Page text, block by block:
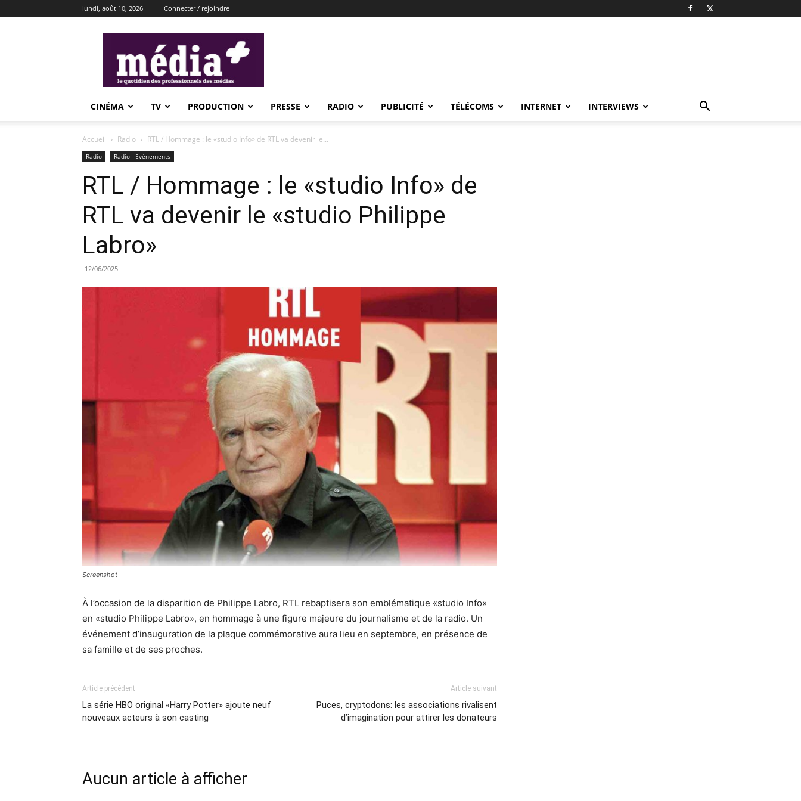
lundi, août 10, 2026 Connecter / rejoindre
CINÉMA TV PRODUCTION PRESSE RADIO PUBLICITÉ TÉLÉCOMS INTERNET INTERVIEWS
Accueil Radio RTL / Hommage : le «studio Info» de RTL va devenir le...
Radio Radio - Evènements
RTL / Hommage : le «studio Info» de
RTL va devenir le «studio Philippe
Labro»
12/06/2025
Screenshot
À l’occasion de la disparition de Philippe Labro, RTL rebaptisera son emblématique «studio Info»
en «studio Philippe Labro», en hommage à une figure majeure du journalisme et de la radio. Un
événement d’inauguration de la plaque commémorative aura lieu en septembre, en présence de
sa famille et de ses proches.
Article précédent
La série HBO original «Harry Potter» ajoute neuf
nouveaux acteurs à son casting
Article suivant
Puces, cryptodons: les associations rivalisent
d’imagination pour attirer les donateurs
Aucun article à afficher